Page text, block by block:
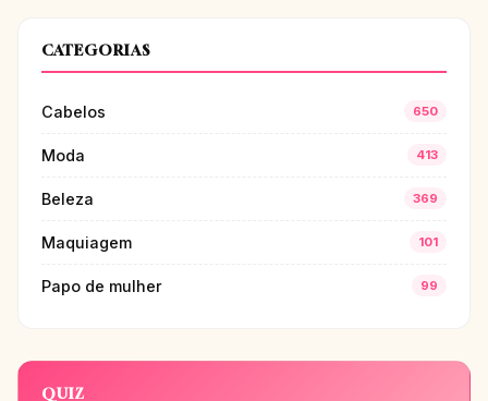
CATEGORIAS
Cabelos 650
Moda 413
Beleza 369
Maquiagem 101
Papo de mulher 99
QUIZ